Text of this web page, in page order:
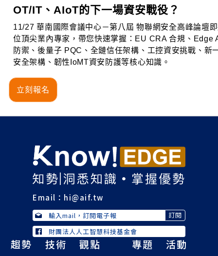
OT/IT、AIoT的下一場資安戰役？
11/27 華南國際會議中心－第八屆 物聯網安全高峰論壇
位頂尖業內專家，帶您快速掌握：EU CRA 合規、Edge
防禦、後量子 PQC、全鏈信任架構、工控資安挑戰、新
安全架構、韌性IoMT資安防護等核心知識。
立刻報名
Email： hi@aif.tw
財團法人人工智慧科技基金會
趨勢 技術 觀點 專題 活動